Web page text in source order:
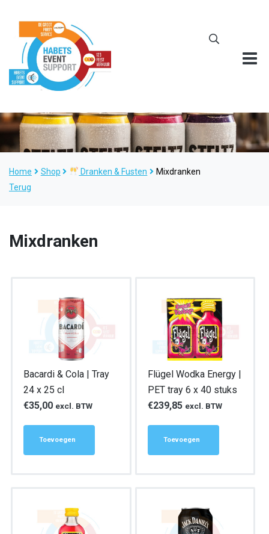
Home Shop Dranken & Fusten
Mixdranken
Terug
Mixdranken
Bacardi & Cola | Tray
24 x 25 cl
€35,00 excl. BTW
Toevoegen
Flügel Wodka Energy |
PET tray 6 x 40 stuks
€239,85 excl. BTW
Toevoegen